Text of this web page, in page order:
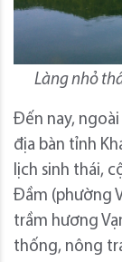
Làng nhỏ
Đến nay,
địa bàn tỉnh
lịch sinh thái,
Đầm (phường
trầm hương
thống, nông